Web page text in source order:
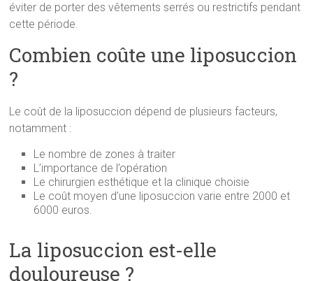
éviter de porter des vêtements serrés ou restrictifs pendant
cette période.
Combien coûte une liposuccion
?
Le coût de la liposuccion dépend de plusieurs facteurs,
notamment :
Le nombre de zones à traiter
L’importance de l’opération
Le chirurgien esthétique et la clinique choisie
Le coût moyen d’une liposuccion varie entre 2000 et
6000 euros.
La liposuccion est-elle
douloureuse ?